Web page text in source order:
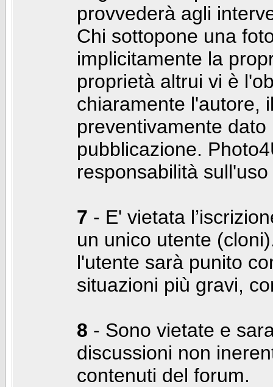
provvederà agli
Chi sottopone una
implicitamente la
proprietà altrui vi è
chiaramente l'autore,
preventivamente
pubblicazione.
responsabilità
7 - E' vietata
un unico utente
l'utente sarà punito
situazioni più gravi,
8 - Sono vietate e
discussioni non
contenuti del forum.